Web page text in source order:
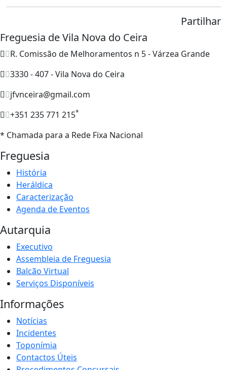
Partilhar
Freguesia de Vila Nova do Ceira
R. Comissão de Melhoramentos n 5 - Várzea Grande
3330 - 407 - Vila Nova do Ceira
jfvnceira@gmail.com
+351 235 771 215*
* Chamada para a Rede Fixa Nacional
Freguesia
História
Heráldica
Caracterização
Agenda de Eventos
Autarquia
Executivo
Assembleia de Freguesia
Balcão Virtual
Serviços Disponíveis
Informações
Notícias
Incidentes
Toponímia
Contactos Úteis